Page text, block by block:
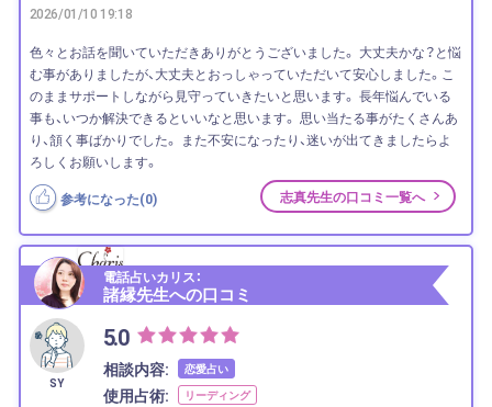
2026/01/10 19:18
色々とお話を聞いていただきありがとうございました。 大丈夫かな？と悩
む事がありましたが、大丈夫とおっしゃっていただいて安心しました。こ
のままサポートしながら見守っていきたいと思います。 長年悩んでいる
事も、いつか解決できるといいなと思います。 思い当たる事がたくさんあ
り、頷く事ばかりでした。 また不安になったり、迷いが出てきましたらよ
ろしくお願いします。
参考になった(0) 志真先生の口コミ一覧へ
電話占いカリス：
諸縁先生への口コミ
SY
5.0
相談内容: 恋愛占い
使用占術: リーディング